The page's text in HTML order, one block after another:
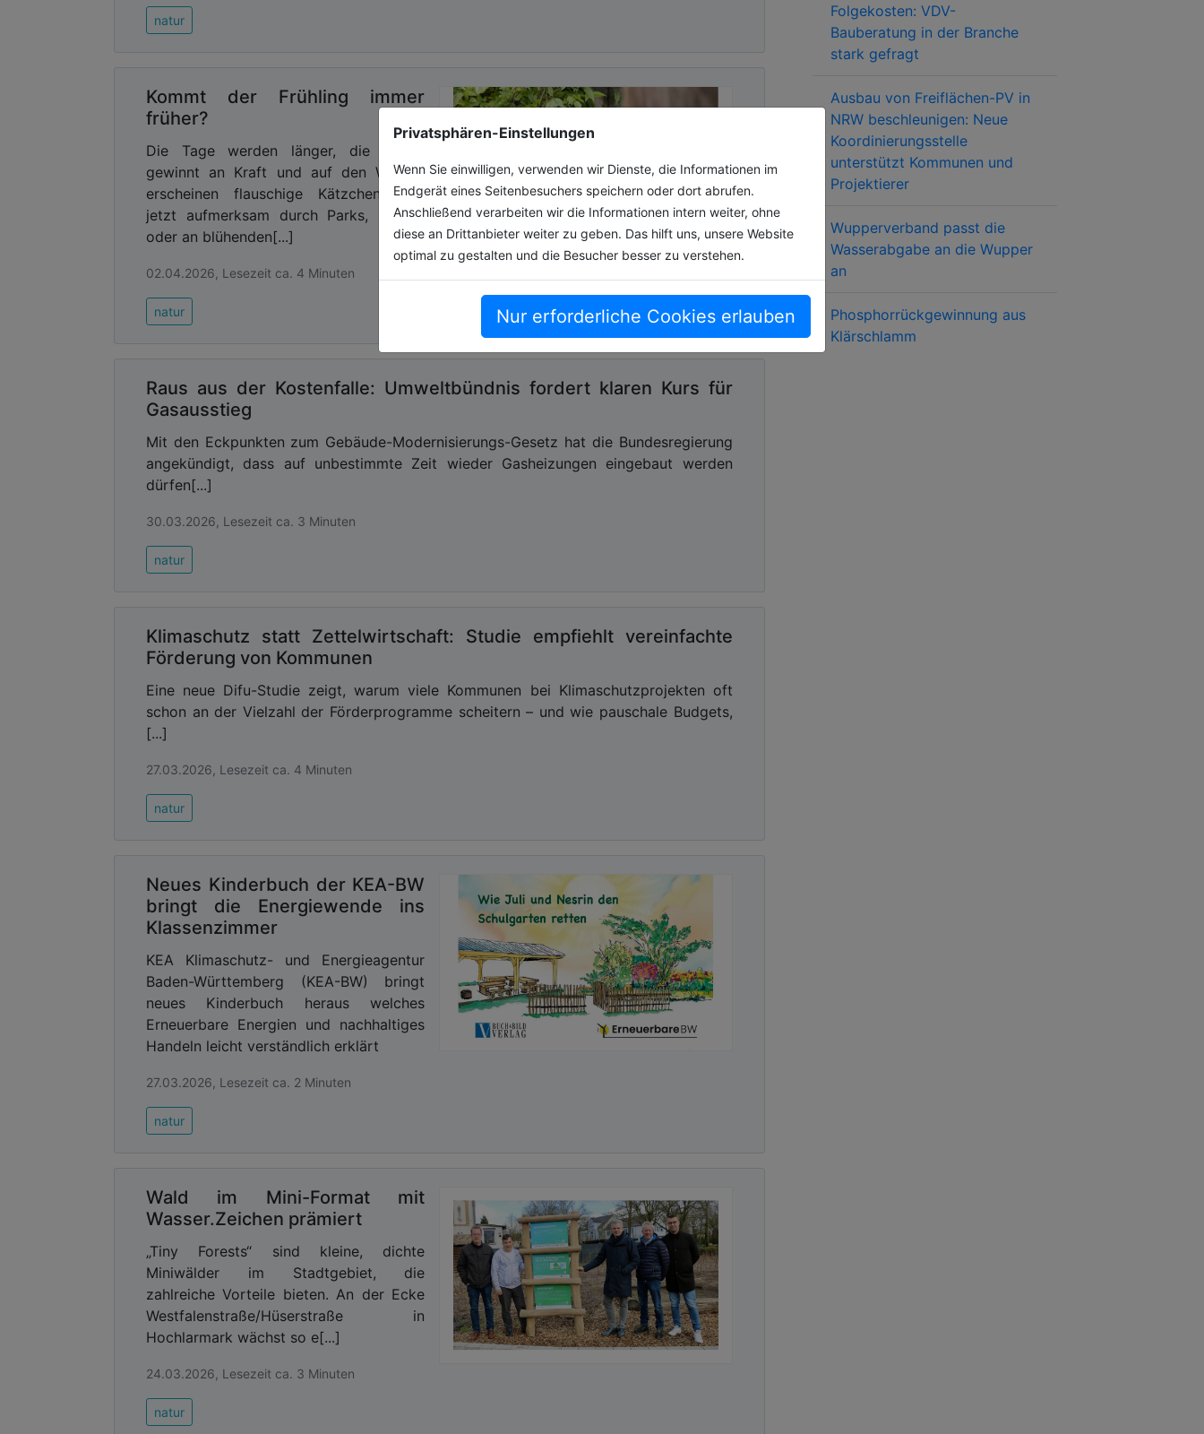
Privatsphären-Einstellungen
Wenn Sie einwilligen, verwenden wir Dienste, die Informationen im
Endgerät eines Seitenbesuchers speichern oder dort abrufen.
Anschließend verarbeiten wir die Informationen intern weiter, ohne
diese an Drittanbieter weiter zu geben. Das hilft uns, unsere Website
optimal zu gestalten und die Besucher besser zu verstehen.
Nur erforderliche Cookies erlauben
natur
Kommt der Frühling immer
früher?
Die Tage werden länger, die Sonne
gewinnt an Kraft und auf den Weiden
erscheinen flauschige Kätzchen. Wer
jetzt aufmerksam durch Parks, Gärten
oder an blühenden[...]
02.04.2026, Lesezeit ca. 4 Minuten
natur
Raus aus der Kostenfalle: Umweltbündnis fordert klaren Kurs für
Gasausstieg
Mit den Eckpunkten zum Gebäude-Modernisierungs-Gesetz hat die Bundesregierung
angekündigt, dass auf unbestimmte Zeit wieder Gasheizungen eingebaut werden
dürfen[...]
30.03.2026, Lesezeit ca. 3 Minuten
natur
Klimaschutz statt Zettelwirtschaft: Studie empfiehlt vereinfachte
Förderung von Kommunen
Eine neue Difu-Studie zeigt, warum viele Kommunen bei Klimaschutzprojekten oft
schon an der Vielzahl der Förderprogramme scheitern – und wie pauschale Budgets,
[...]
27.03.2026, Lesezeit ca. 4 Minuten
natur
Neues Kinderbuch der KEA-BW
bringt die Energiewende ins
Klassenzimmer
KEA Klimaschutz- und Energieagentur
Baden-Württemberg (KEA-BW) bringt
neues Kinderbuch heraus welches
Erneuerbare Energien und nachhaltiges
Handeln leicht verständlich erklärt
27.03.2026, Lesezeit ca. 2 Minuten
natur
Wald im Mini-Format mit
Wasser.Zeichen prämiert
„Tiny Forests“ sind kleine, dichte
Miniwälder im Stadtgebiet, die
zahlreiche Vorteile bieten. An der Ecke
Westfalenstraße/Hüserstraße in
Hochlarmark wächst so e[...]
24.03.2026, Lesezeit ca. 3 Minuten
natur
Folgekosten: VDV-
Bauberatung in der Branche
stark gefragt
Ausbau von Freiflächen-PV in
NRW beschleunigen: Neue
Koordinierungsstelle
unterstützt Kommunen und
Projektierer
Wupperverband passt die
Wasserabgabe an die Wupper
an
Phosphorrückgewinnung aus
Klärschlamm